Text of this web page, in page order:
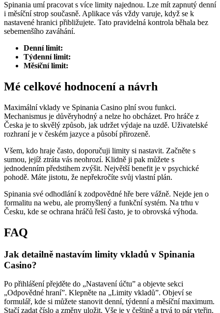
Spinania umí pracovat s více limity najednou. Lze mít zapnutý denní
i měsíční strop současně. Aplikace vás vždy varuje, když se k
nastavené hranici přibližujete. Tato pravidelná kontrola běhala bez
sebemenšího zaváhání.
Denní limit:
Týdenní limit:
Měsíční limit:
Mé celkové hodnocení a návrh
Maximální vklady ve Spinania Casino plní svou funkci.
Mechanismus je důvěryhodný a nelze ho obcházet. Pro hráče z
Česka je to skvělý způsob, jak udržet výdaje na uzdě. Uživatelské
rozhraní je v českém jazyce a působí přirozeně.
Všem, kdo hraje často, doporučuji limity si nastavit. Začněte s
sumou, jejíž ztráta vás neohrozí. Klidně ji pak můžete s
jednodenním předstihem zvýšit. Největší benefit je v psychické
pohodě. Máte jistotu, že nepřekročíte svůj vlastní plán.
Spinania své odhodlání k zodpovědné hře bere vážně. Nejde jen o
formalitu na webu, ale promyšlený a funkční systém. Na trhu v
Česku, kde se ochrana hráčů řeší často, je to obrovská výhoda.
FAQ
Jak detailně nastavím limity vkladů v Spinania
Casino?
Po přihlášení přejděte do „Nastavení účtu” a objevte sekci
„Odpovědné hraní”. Klepněte na „Limity vkladů”. Objeví se
formulář, kde si můžete stanovit denní, týdenní a měsíční maximum.
Stačí zadat číslo a změny uložit. Vše je v češtině a trvá to pár vteřin.